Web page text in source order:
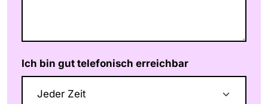
Ich bin gut telefonisch erreichbar